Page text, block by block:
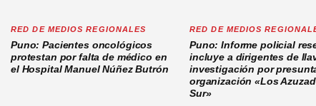
RED DE MEDIOS REGIONALES
Puno: Pacientes oncológicos
protestan por falta de médico en
el Hospital Manuel Núñez Butrón
RED DE MEDIOS
Puno: Informe policial
incluye a dirigentes de
investigación por
organización «Los
Sur»